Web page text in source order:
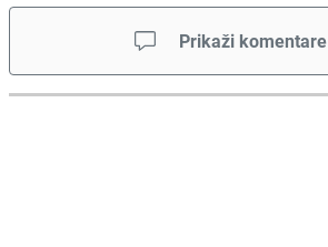
Prikaži komentare